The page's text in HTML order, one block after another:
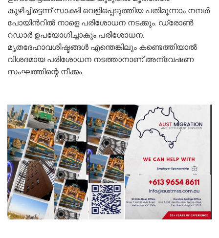
കുഴിച്ചിട്ടെന്ന് സാക്ഷി വെളിപ്പെടുത്തിയ പതിമൂന്നാം നമ്പർ
പോയിന്‍റിൽ നാളെ പരിശോധന നടക്കും. ഡ്രോൺ
റഡാർ ഉപയോഗിച്ചാകും പരിശോധന.
മൃതദേഹാവശിഷ്ടങ്ങൾ എന്തെങ്കിലും കണ്ടെത്തിയാൽ
വിശദമായ പരിശോധന നടത്താനാണ് അന്വേഷണ
സംഘത്തിന്റെ നീക്കം.